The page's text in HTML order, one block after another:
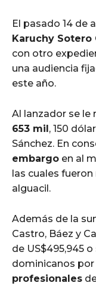
El pasado 14 de
Karuchy Sotero
con otro
una audiencia
este año.
Al lanzador se le
653 mil, 150
Sánchez. En
embargo en al
las cuales
alguacil.
Además de la
Castro, Báez y
de US$495,945
dominicanos
profesionales